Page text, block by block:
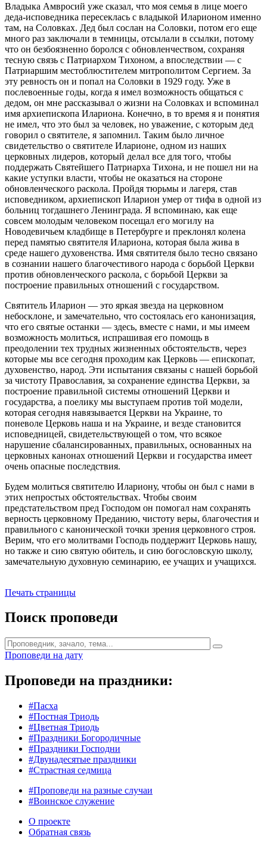
Владыка Амвросий уже сказал, что моя семья в лице моего
деда-исповедника пересеклась с владыкой Иларионом именно
там, на Соловках. Дед был сослан на Соловки, потом его еще
много раз заключали в темницы, отсылали в ссылки, потому
что он безбоязненно боролся с обновленчеством, сохраняя
тесную связь с Патриархом Тихоном, а впоследствии — с
Патриаршим местоблюстителем митрополитом Сергием. За
эту ревность он и попал на Соловки в 1929 году. Уже в
послевоенные годы, когда я имел возможность общаться с
дедом, он мне рассказывал о жизни на Соловках и вспоминал
имя архиепископа Илариона. Конечно, в то время я и понятия
не имел, что это был за человек, но уважение, с которым дед
говорил о святителе, я запомнил. Таким было личное
свидетельство о святителе Иларионе, одном из наших
церковных лидеров, который делал все для того, чтобы
поддержать Святейшего Патриарха Тихона, и не пошел ни на
какие уступки власти, чтобы не оказаться на стороне
обновленческого раскола. Пройдя тюрьмы и лагеря, став
исповедником, архиепископ Иларион умер от тифа в одной из
больниц тогдашнего Ленинграда. Я вспоминаю, как еще
совсем молодым человеком посещал его могилу на
Новодевичьем кладбище в Петербурге и преклонял колена
перед памятью святителя Илариона, которая была жива в
среде нашего духовенства. Имя святителя было тесно связано
в сознании нашего благочестивого народа с борьбой Церкви
против обновленческого раскола, с борьбой Церкви за
построение правильных отношений с государством.
Святитель Иларион — это яркая звезда на церковном
небосклоне, и замечательно, что состоялась его канонизация,
что его святые останки — здесь, вместе с нами, и мы имеем
возможность молиться, испрашивая его помощь в
преодолении тех трудных жизненных обстоятельств, через
которые мы все сегодня проходим как Церковь — епископат,
духовенство, народ. Эти испытания связаны с нашей борьбой
за чистоту Православия, за сохранение единства Церкви, за
построение правильной системы отношений Церкви и
государства, а поелику мы выступаем против той модели,
которая сегодня навязывается Церкви на Украине, то
поневоле Церковь наша и на Украине, и везде становится
исповедницей, свидетельствующей о том, что всякое
нарушение сбалансированных, правильных, основанных на
церковных канонах отношений Церкви и государства имеет
очень опасные последствия.
Будем молиться святителю Илариону, чтобы он был с нами в
этих непростых обстоятельствах. Чтобы своим
предстательством пред Господом он помогал нам сохранять
верность церковному Преданию, чистоту веры, благочестия и
правильного с канонической точки зрения церковного строя.
Верим, что его молитвами Господь поддержит Церковь нашу,
но также и сию святую обитель, и сию богословскую школу,
замечательную духовную семинарию, ее учащих и учащихся.
Печать страницы
Поиск проповеди
Проповеди на дату
Проповеди на праздники:
#Пасха
#Постная Триодь
#Цветная Триодь
#Праздники Богородичные
#Праздники Господни
#Двунадесятые праздники
#Страстная седмица
#Проповеди на разные случаи
#Воинское служение
О проекте
Обратная связь